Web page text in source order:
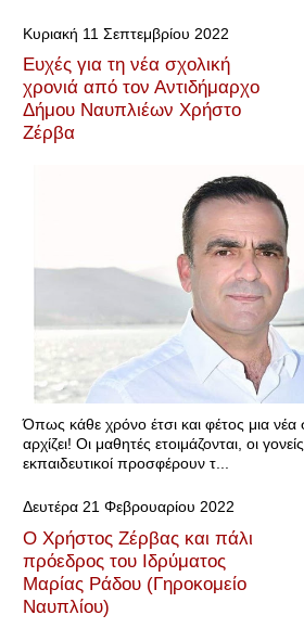
Κυριακή 11 Σεπτεμβρίου 2022
Ευχές για τη νέα σχολική
χρονιά από τον Αντιδήμαρχο
Δήμου Ναυπλιέων Χρήστο
Ζέρβα
Όπως κάθε χρόνο έτσι και φέτος μια νέα
αρχίζει! Οι μαθητές ετοιμάζονται, οι
εκπαιδευτικοί προσφέρουν τ...
Δευτέρα 21 Φεβρουαρίου 2022
Ο Χρήστος Ζέρβας και πάλι
πρόεδρος του Ιδρύματος
Μαρίας Ράδου (Γηροκομείο
Ναυπλίου)